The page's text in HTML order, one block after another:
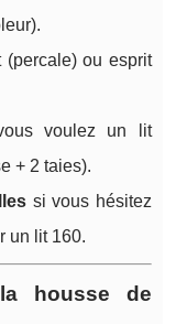
(percale) ou esprit
voulez un lit
+ 2 taies).
si vous hésitez
un lit 160.
housse de